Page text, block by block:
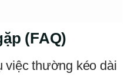
(FAQ)
việc thường kéo dài